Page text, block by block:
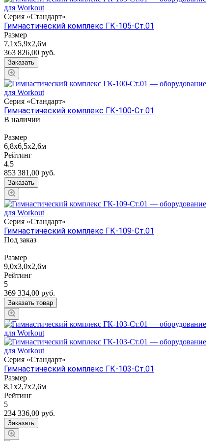
Серия «Стандарт»
Гимнастический комплекс ГК-105-Ст.01
Размер
7,1х5,9х2,6м
363 826,00 руб.
Заказать
Серия «Стандарт»
Гимнастический комплекс ГК-100-Ст.01
В наличии
Размер
6,8х6,5х2,6м
Рейтинг
4.5
853 381,00 руб.
Заказать
Серия «Стандарт»
Гимнастический комплекс ГК-109-Ст.01
Под заказ
Размер
9,0х3,0х2,6м
Рейтинг
5
369 334,00 руб.
Заказать товар
Серия «Стандарт»
Гимнастический комплекс ГК-103-Ст.01
Размер
8,1х2,7х2,6м
Рейтинг
5
234 336,00 руб.
Заказать